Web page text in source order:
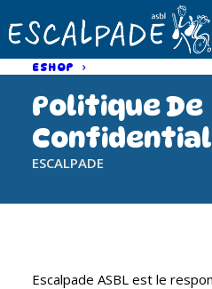
ESHOP
Politique De
ESCALPADE
Escalpade ASBL est le